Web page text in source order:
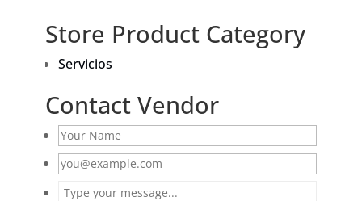
Store Product Category
Servicios
Contact Vendor